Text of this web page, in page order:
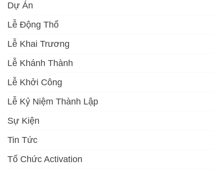
Dự Án
Lễ Động Thổ
Lễ Khai Trương
Lễ Khánh Thành
Lễ Khởi Công
Lễ Kỷ Niệm Thành Lập
Sự Kiện
Tin Tức
Tổ Chức Activation